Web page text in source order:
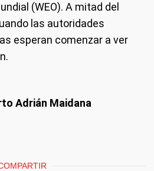
(WEO). A mitad del
las autoridades
esperan comenzar a ver
Adrián Maidana